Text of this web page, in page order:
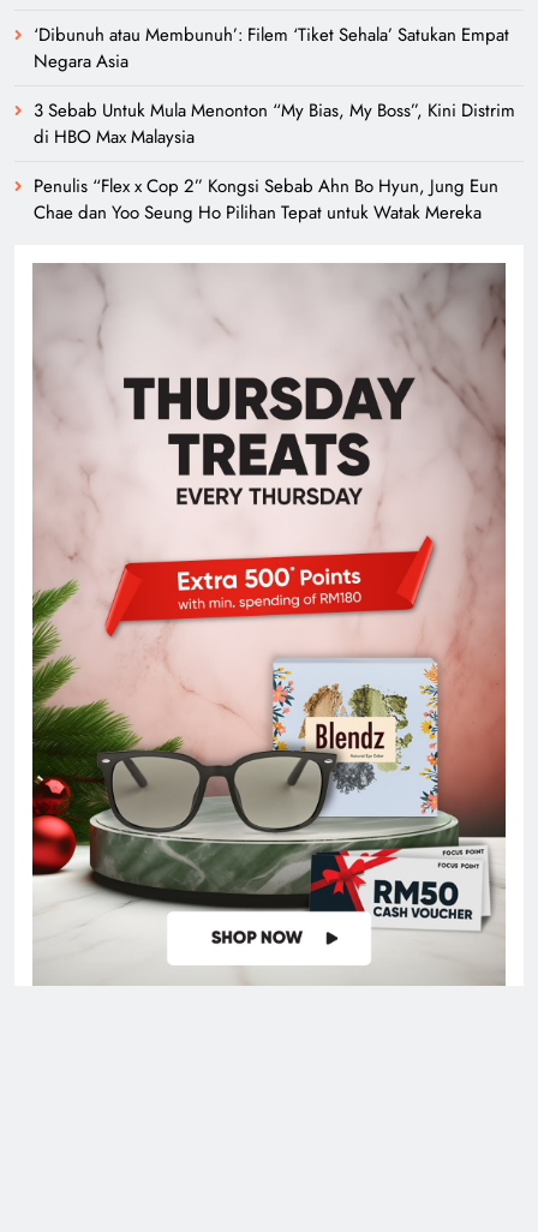
‘Dibunuh atau Membunuh’: Filem ‘Tiket Sehala’ Satukan Empat
Negara Asia
3 Sebab Untuk Mula Menonton “My Bias, My Boss”, Kini Distrim
di HBO Max Malaysia
Penulis “Flex x Cop 2” Kongsi Sebab Ahn Bo Hyun, Jung Eun
Chae dan Yoo Seung Ho Pilihan Tepat untuk Watak Mereka